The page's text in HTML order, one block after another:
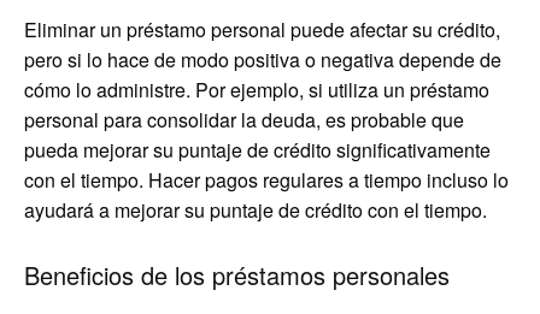
Eliminar un préstamo personal puede afectar su crédito,
pero si lo hace de modo positiva o negativa depende de
cómo lo administre. Por ejemplo, si utiliza un préstamo
personal para consolidar la deuda, es probable que
pueda mejorar su puntaje de crédito significativamente
con el tiempo. Hacer pagos regulares a tiempo incluso lo
ayudará a mejorar su puntaje de crédito con el tiempo.
Beneficios de los préstamos personales